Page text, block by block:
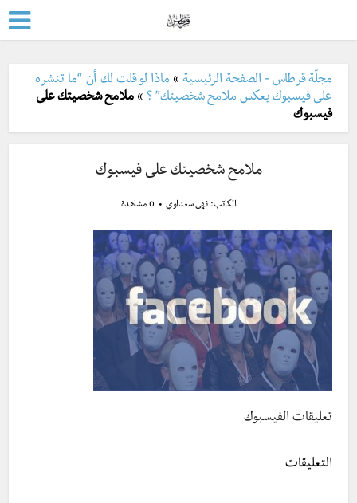
مجلّة قرطاس - الصفحة الرئيسية » ماذا لو قلت لك أن “ما تنشره
على فيسبوك يعكس ملامح شخصيتك” ؟ »ملامح شخصيتك على
فيسبوك
ملامح شخصيتك على فيسبوك
الكاتب:نهى سعداوي 0 مشاهدة
تعليقات الفيسبوك
التعليقات